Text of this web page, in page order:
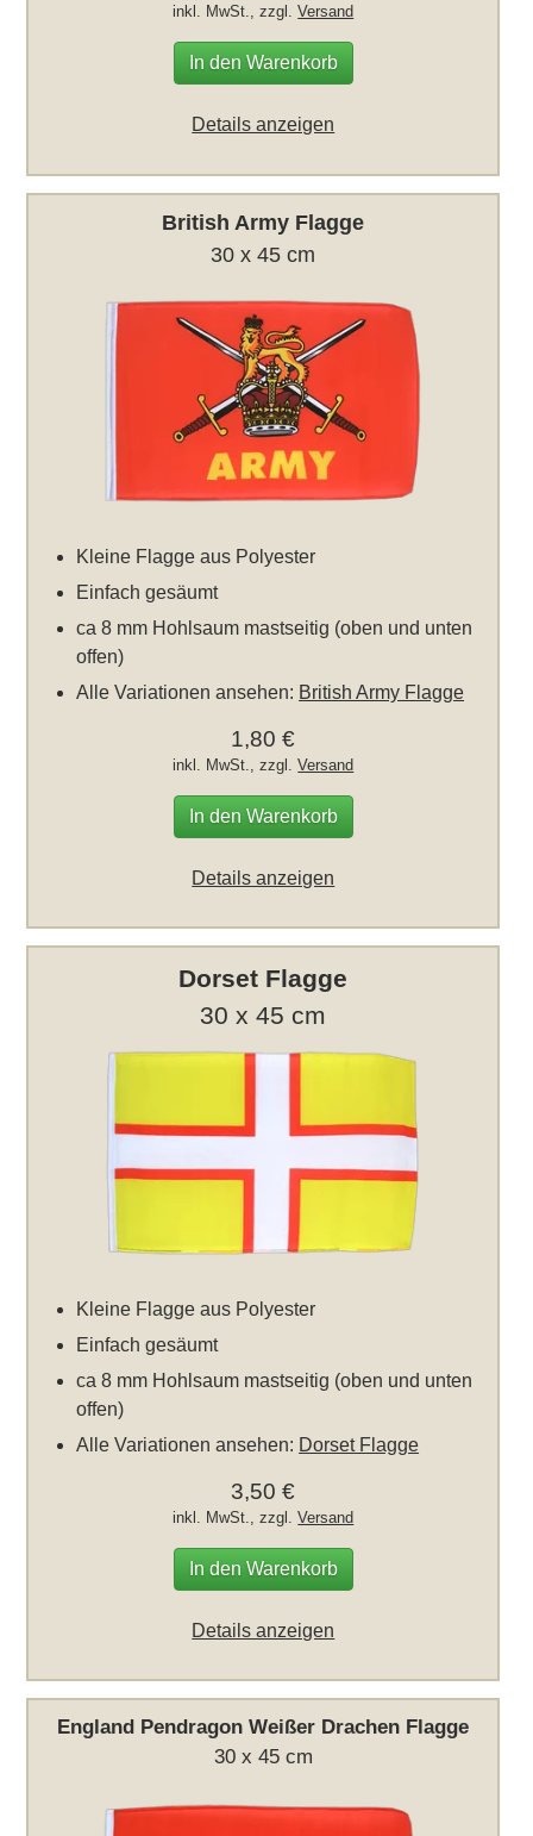
inkl. MwSt., zzgl.Versand
In den Warenkorb
Details anzeigen
British Army Flagge
30 x 45 cm
Kleine Flagge aus Polyester
Einfach gesäumt
ca 8 mm Hohlsaum mastseitig (oben und unten
offen)
Alle Variationen ansehen: British Army Flagge
1,80 €
inkl. MwSt., zzgl.Versand
In den Warenkorb
Details anzeigen
Dorset Flagge
30 x 45 cm
Kleine Flagge aus Polyester
Einfach gesäumt
ca 8 mm Hohlsaum mastseitig (oben und unten
offen)
Alle Variationen ansehen: Dorset Flagge
3,50 €
inkl. MwSt., zzgl.Versand
In den Warenkorb
Details anzeigen
England Pendragon Weißer Drachen Flagge
30 x 45 cm